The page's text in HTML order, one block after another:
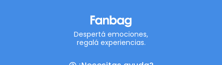
Despertá emociones,
regalá experiencias.